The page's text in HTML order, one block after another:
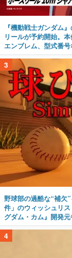
『機動戦士ガンダム
リールが予約開始。
エンブレム、型式番
3
野球部の過酷な“補欠
件」のウィッシュリ
グダム・カム』開発
4